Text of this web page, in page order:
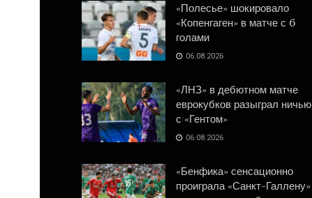
«Полесье» шокировало
«Копенгаген» в матче с 6
голами
06.08.2026
«ЛНЗ» в дебютном матче
еврокубков разыграл ничью
с «Гентом»
06.08.2026
«Бенфика» сенсационно
проиграла «Санкт-Галлену»